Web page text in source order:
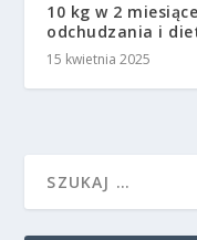
10 kg w 2
odchudzania i
15 kwietnia 2025